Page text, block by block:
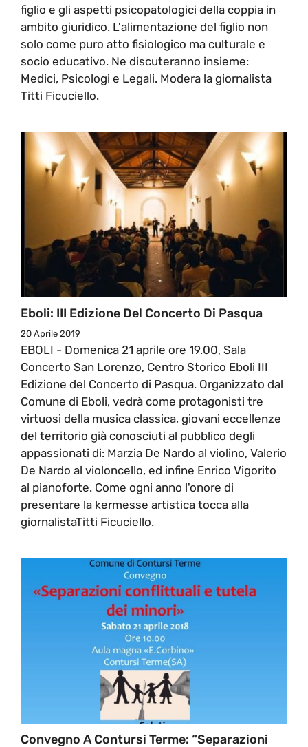
figlio e gli aspetti psicopatologici della coppia in
ambito giuridico. L'alimentazione del figlio non
solo come puro atto fisiologico ma culturale e
socio educativo. Ne discuteranno insieme:
Medici, Psicologi e Legali. Modera la giornalista
Titti Ficuciello.
Eboli: III Edizione Del Concerto Di Pasqua
20 Aprile 2019
EBOLI - Domenica 21 aprile ore 19.00, Sala
Concerto San Lorenzo, Centro Storico Eboli III
Edizione del Concerto di Pasqua. Organizzato dal
Comune di Eboli, vedrà come protagonisti tre
virtuosi della musica classica, giovani eccellenze
del territorio già conosciuti al pubblico degli
appassionati di: Marzia De Nardo al violino, Valerio
De Nardo al violoncello, ed infine Enrico Vigorito
al pianoforte. Come ogni anno l'onore di
presentare la kermesse artistica tocca alla
giornalistaTitti Ficuciello.
Convegno A Contursi Terme: “Separazioni